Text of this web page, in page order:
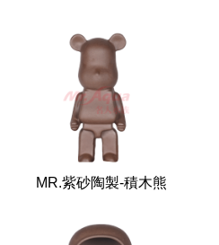
MR.紫砂陶製-積木熊